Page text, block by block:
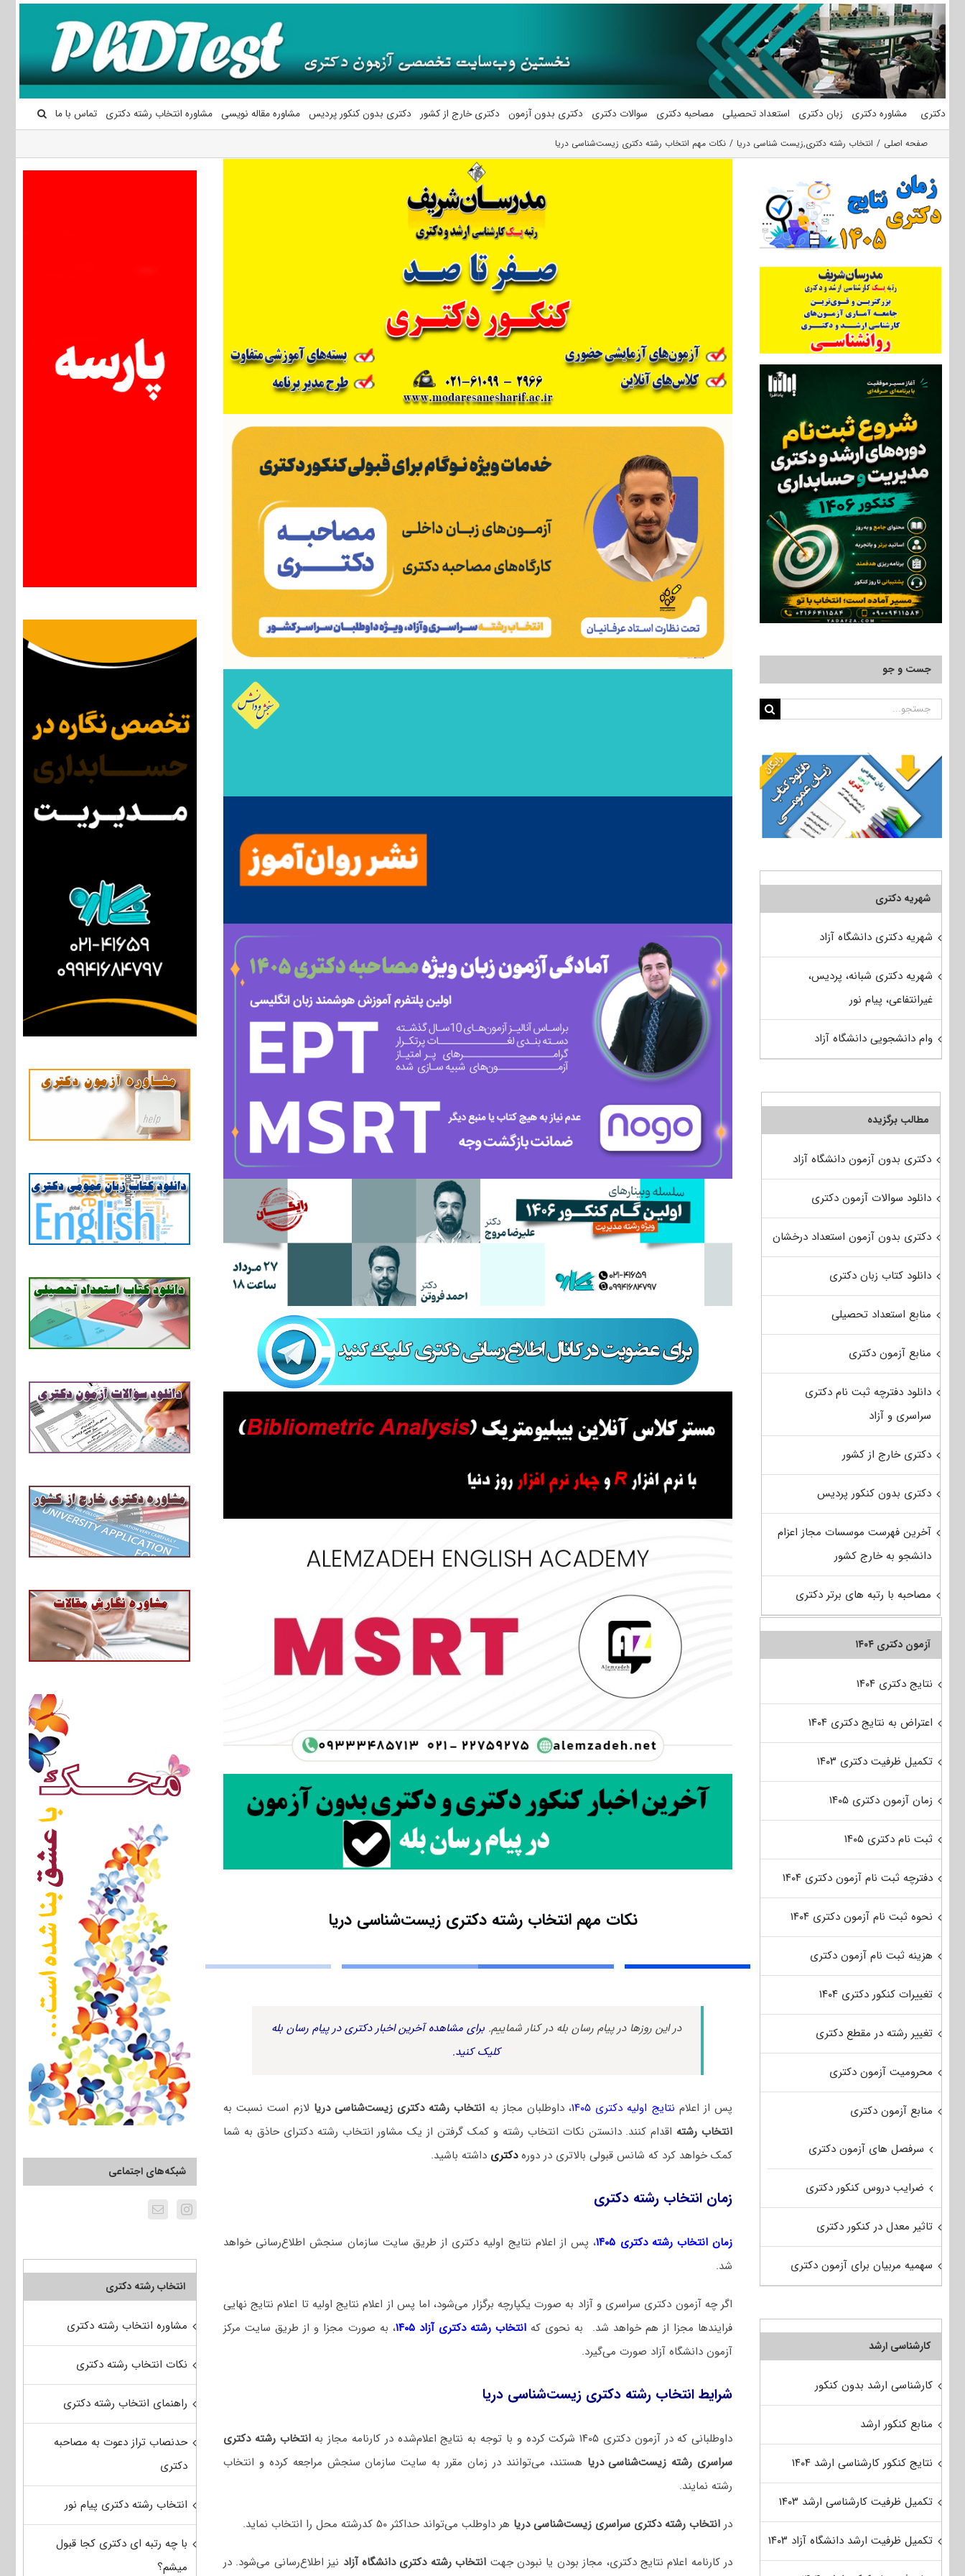
محتوا
دکتری مشاوره دکتری زبان دکتری استعداد تحصیلی مصاحبه دکتری سوالات دکتری دکتری بدون آزمون دکتری خارج از کشور دکتری بدون کنکور پردیس مشاوره مقاله نویسی مشاوره انتخاب رشته دکتری تماس با ما
صفحه اصلی انتخاب رشته دکتری,زیست شناسی دریا نکات مهم انتخاب رشته دکتری زیست‌شناسی دریا
نکات مهم انتخاب رشته دکتری زیست‌شناسی دریا
در این روزها در پیام رسان بله در کنار شماییم. برای مشاهده آخرین اخبار دکتری در پیام رسان بله
کلیک کنید.
پس از اعلام نتایج اولیه دکتری ۱۴۰۵ ، داوطلبان مجاز به انتخاب رشته دکتری زیست‌شناسی دریا لازم است نسبت به
انتخاب رشته اقدام کنند. دانستن نکات انتخاب رشته و کمک گرفتن از یک مشاور انتخاب رشته دکترای حاذق به شما
کمک خواهد کرد که شانس قبولی بالاتری در دورهدکتری داشته باشید.
زمان انتخاب رشته دکتری
زمان انتخاب رشته دکتری ۱۴۰۵
، پس از اعلام نتایج اولیه دکتری از طریق سایت سازمان سنجش اطلاع‌رسانی خواهد
شد.
اگر چه آزمون دکتری سراسری و آزاد به صورت یکپارچه برگزار می‌شود، اما پس از اعلام نتایج اولیه تا اعلام نتایج نهایی
فرایندها مجزا از هم خواهد شد. به نحوی که انتخاب رشته دکتری آزاد ۱۴۰۵
، به صورت مجزا و از طریق سایت مرکز
آزمون دانشگاه آزاد صورت می‌گیرد.
شرایط انتخاب رشته دکتری زیست‌شناسی دریا
داوطلبانی که در آزمون دکتری ۱۴۰۵ شرکت کرده و با توجه به نتایج اعلام‌شده در کارنامه مجاز به
انتخاب رشته دکتری
سراسری رشته زیست‌شناسی دریا هستند، می‌توانند در زمان مقرر به سایت سازمان سنجش مراجعه کرده و انتخاب
رشته نمایند.
در انتخاب رشته دکتری سراسری زیست‌شناسی دریا هر داوطلب می‌تواند حداکثر ۵۰ کدرشته محل را انتخاب نماید.
در کارنامه اعلام نتایج دکتری، مجاز بودن یا نبودن جهت انتخاب رشته دکتری دانشگاه آزاد نیز اطلاع‌رسانی می‌شود. در
شبکه‌های اجتماعی
انتخاب رشته دکتری
مشاوره انتخاب رشته دکتری
نکات انتخاب رشته دکتری
راهنمای انتخاب رشته دکتری
حدنصاب تراز دعوت به مصاحبه
دکتری
انتخاب رشته دکتری پیام نور
با چه رتبه ای دکتری کجا قبول
میشم؟
جست و جو
جستجو
شهریه دکتری
شهریه دکتری دانشگاه آزاد
شهریه دکتری شبانه، پردیس،
غیرانتفاعی، پیام نور
وام دانشجویی دانشگاه آزاد
مطالب برگزیده
دکتری بدون آزمون دانشگاه آزاد
دانلود سوالات آزمون دکتری
دکتری بدون آزمون استعداد درخشان
دانلود کتاب زبان دکتری
منابع استعداد تحصیلی
منابع آزمون دکتری
دانلود دفترچه ثبت نام دکتری
سراسری و آزاد
دکتری خارج از کشور
دکتری بدون کنکور پردیس
آخرین فهرست موسسات مجاز اعزام
دانشجو به خارج کشور
مصاحبه با رتبه های برتر دکتری
آزمون دکتری ۱۴۰۴
نتایج دکتری ۱۴۰۴
اعتراض به نتایج دکتری ۱۴۰۴
تکمیل ظرفیت دکتری ۱۴۰۳
زمان آزمون دکتری ۱۴۰۵
ثبت نام دکتری ۱۴۰۵
دفترچه ثبت نام آزمون دکتری ۱۴۰۴
نحوه ثبت نام آزمون دکتری ۱۴۰۴
هزینه ثبت نام آزمون دکتری
تغییرات کنکور دکتری ۱۴۰۴
تغییر رشته در مقطع دکتری
محرومیت آزمون دکتری
منابع آزمون دکتری
سرفصل های آزمون دکتری
ضرایب دروس کنکور دکتری
تاثیر معدل در کنکور دکتری
سهمیه مربیان برای آزمون دکتری
کارشناسی ارشد
کارشناسی ارشد بدون کنکور
منابع کنکور ارشد
نتایج کنکور کارشناسی ارشد ۱۴۰۴
تکمیل ظرفیت کارشناسی ارشد ۱۴۰۳
تکمیل ظرفیت ارشد دانشگاه آزاد ۱۴۰۳